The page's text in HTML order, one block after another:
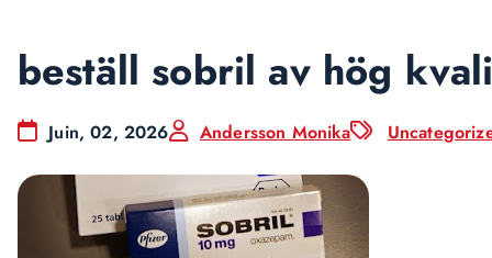
beställ sobril av hög
Juin, 02, 2026 Andersson Monika